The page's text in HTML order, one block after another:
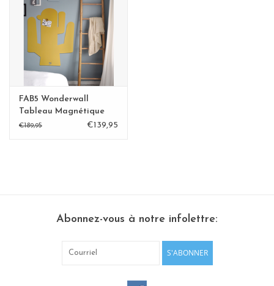
Etagères Shelves
Rectangulaire, carrées, rondes
tableau magnétique
FAB5 Wonderwall
Tableau Magnétique
CACTUS jaune
€189,95 €139,95
Abonnez-vous à notre infolettre:
S'ABONNER